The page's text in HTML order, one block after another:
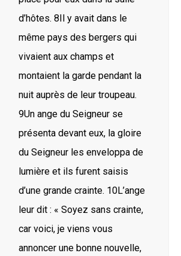
d’hôtes. 8Il y avait dans le
même pays des bergers qui
vivaient aux champs et
montaient la garde pendant la
nuit auprès de leur troupeau.
9Un ange du Seigneur se
présenta devant eux, la gloire
du Seigneur les enveloppa de
lumière et ils furent saisis
d’une grande crainte. 10L’ange
leur dit : « Soyez sans crainte,
car voici, je viens vous
annoncer une bonne nouvelle,